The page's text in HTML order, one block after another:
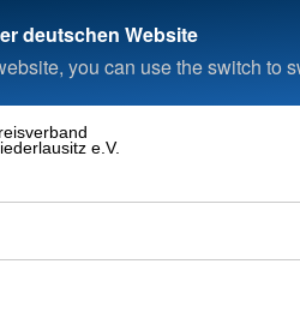
deutschen Website
you can use the switch to
e.V.